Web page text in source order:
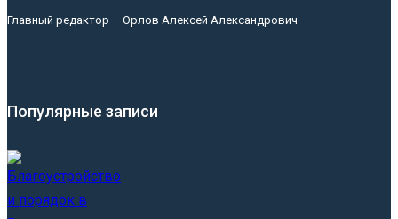
Главный редактор – Орлов Алексей Александрович
Популярные записи